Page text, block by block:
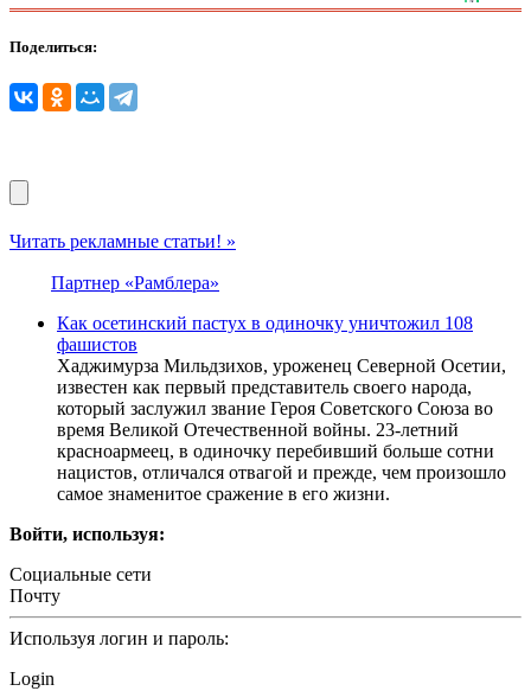
Поделиться:
Читать рекламные статьи! »
Партнер «Рамблера»
Как осетинский пастух в одиночку уничтожил 108
фашистов
Хаджимурза Мильдзихов, уроженец Северной Осетии,
известен как первый представитель своего народа,
который заслужил звание Героя Советского Союза во
время Великой Отечественной войны. 23-летний
красноармеец, в одиночку перебивший больше сотни
нацистов, отличался отвагой и прежде, чем произошло
самое знаменитое сражение в его жизни.
Войти, используя:
Социальные сети
Почту
Используя логин и пароль:
Login